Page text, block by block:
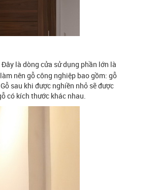
là dòng cửa sử dụng phần lớn là
nên gỗ công nghiệp bao gồm: gỗ
sau khi được nghiền nhỏ sẽ được
có kích thước khác nhau.